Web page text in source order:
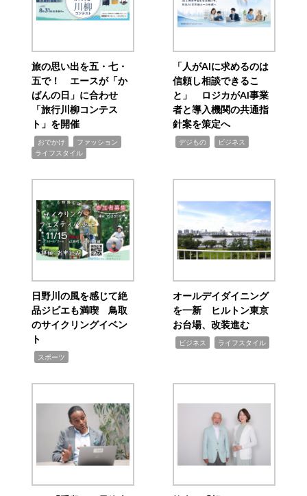
旅の思い出を五・七・
五で！ エースが「か
ばんの日」に合わせ
「旅行川柳コンテス
ト」を開催
おでかけ ファッション
ライフスタイル
「人がAIに求めるのは
信頼し相談できるこ
と」 ロジカがAI事業
者と導入機関の共通指
針案を策定へ
デジもの ビジネス
日野川の風を感じて絶
品ジビエも満喫 鳥取
のサイクリングイベン
ト
スポーツ
オールデイダイニング
を一新 ヒルトン東京
お台場、改装進む
ビジネス ライフスタイル